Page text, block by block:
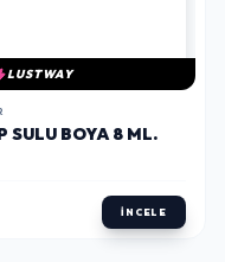
LUSTWAY
SULU BOYA 8 ML.
İNCELE